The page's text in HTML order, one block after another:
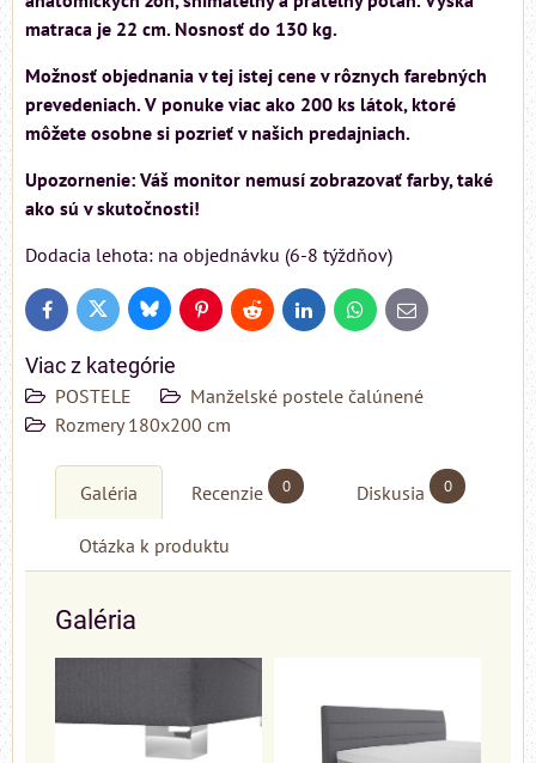
matraca je 22 cm. Nosnosť do 130 kg.
Možnosť objednania v tej istej cene v rôznych farebných
prevedeniach. V ponuke viac ako 200 ks látok, ktoré
môžete osobne si pozrieť v našich predajniach.
Upozornenie: Váš monitor nemusí zobrazovať farby, také
ako sú v skutočnosti!
Dodacia lehota: na objednávku (6-8 týždňov)
FacebookTwitter BlueskyPinterestReddit LinkedInWhatsApp
E-
mail
Viac z kategórie
POSTELE
Manželské postele čalúnené
Rozmery 180x200 cm
Galéria Recenzie 0 Diskusia 0
Otázka k produktu
Galéria